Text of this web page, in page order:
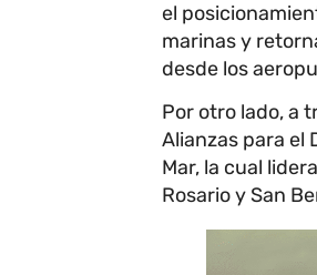
el
marinas y
desde los
Por otro lado, a
Alianzas para el
Mar, la cual
Rosario y San